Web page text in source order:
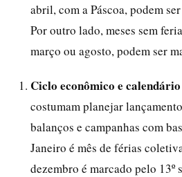
abril, com a Páscoa, podem
Por outro lado, meses sem
março ou agosto, podem ser
Ciclo econômico e
costumam planejar
balanços e campanhas com
Janeiro é mês de férias
dezembro é marcado pelo 13º